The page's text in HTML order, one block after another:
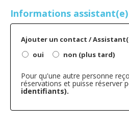
Informations assistant(e)
Ajouter un contact /
oui non (plus tard)
Pour qu'une autre personne
réservations et puisse réserver
identifiants).